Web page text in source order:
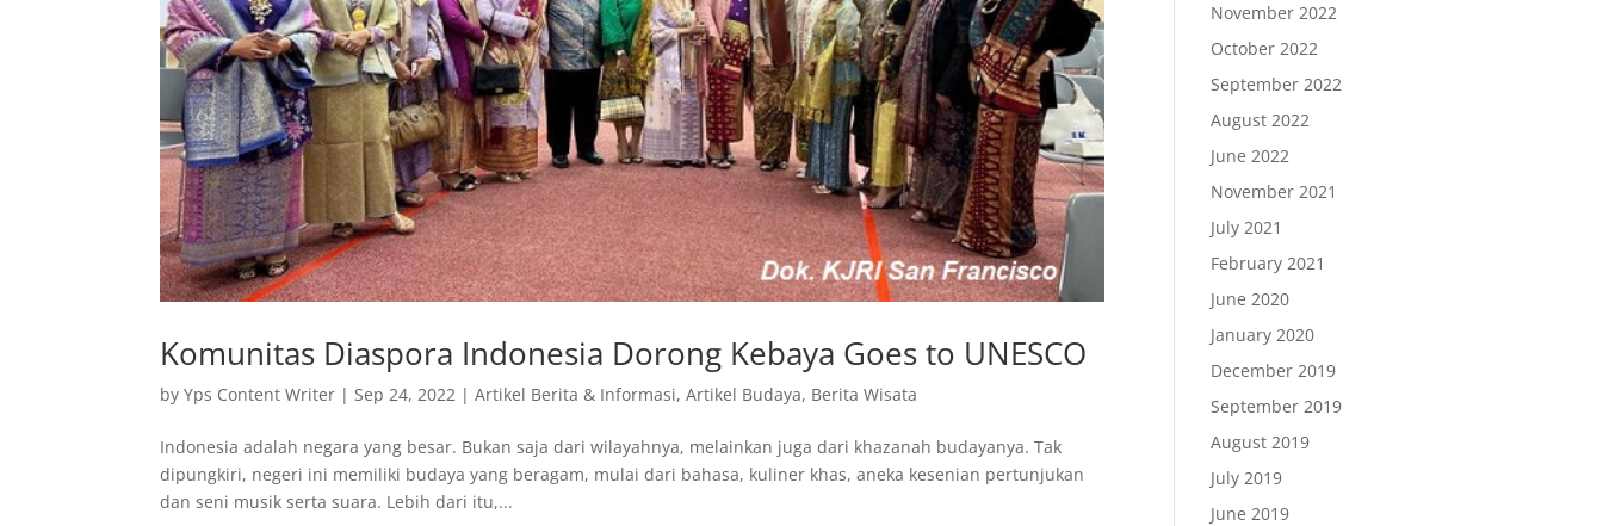
Komunitas Diaspora Indonesia Dorong Kebaya Goes to UNESCO
byYps Content Writer |Sep 24, 2022 |Artikel Berita & Informasi,Artikel Budaya, Berita Wisata
Indonesia adalah negara yang besar. Bukan saja dari wilayahnya, melainkan juga dari khazanah budayanya. Tak
dipungkiri, negeri ini memiliki budaya yang beragam, mulai dari bahasa, kuliner khas, aneka kesenian pertunjukan
dan seni musik serta suara. Lebih dari itu,...
November 2022
October 2022
September 2022
August 2022
June 2022
November 2021
July 2021
February 2021
June 2020
January 2020
December 2019
September 2019
August 2019
July 2019
June 2019